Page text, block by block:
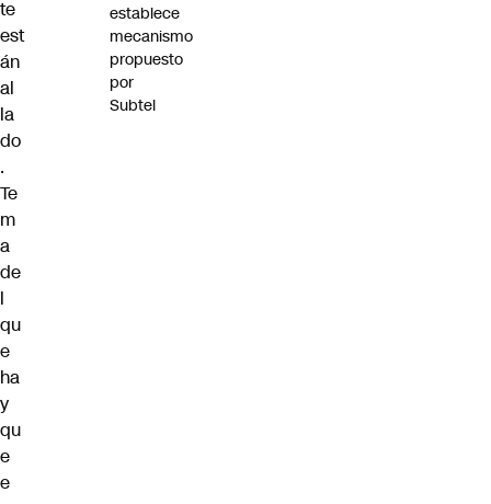
te
est
án
al
la
do
.
Te
m
a
de
l
qu
e
ha
y
qu
e
e
establece
mecanismo
propuesto
por
Subtel